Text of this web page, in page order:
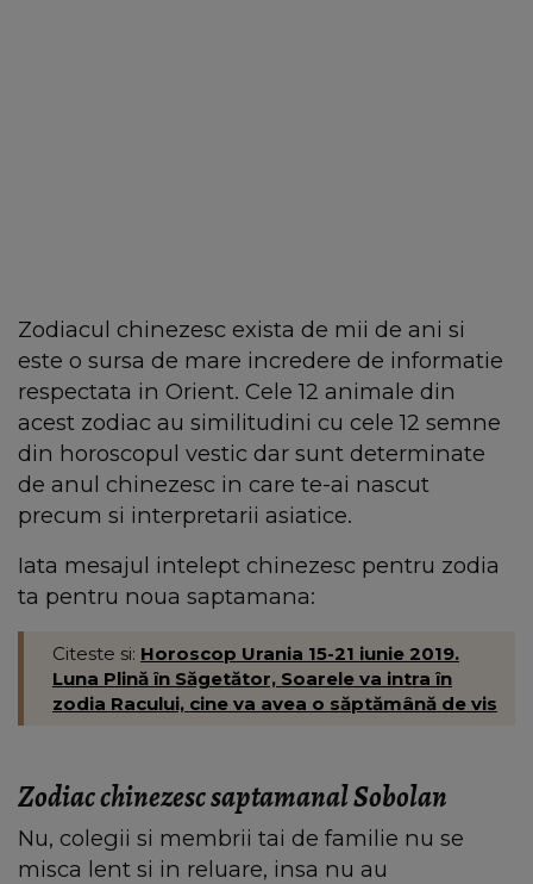
Zodiacul chinezesc exista de mii de ani si
este o sursa de mare incredere de informatie
respectata in Orient. Cele 12 animale din
acest zodiac au similitudini cu cele 12 semne
din horoscopul vestic dar sunt determinate
de anul chinezesc in care te-ai nascut
precum si interpretarii asiatice.
Iata mesajul intelept chinezesc pentru zodia
ta pentru noua saptamana:
Citeste si: Horoscop Urania 15-21 iunie 2019.
Luna Plină în Săgetător, Soarele va intra în
zodia Racului, cine va avea o săptămână de vis
Zodiac chinezesc saptamanal Sobolan
Nu, colegii si membrii tai de familie nu se
misca lent si in reluare, insa nu au